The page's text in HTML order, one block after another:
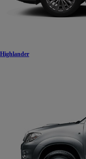
Highlander